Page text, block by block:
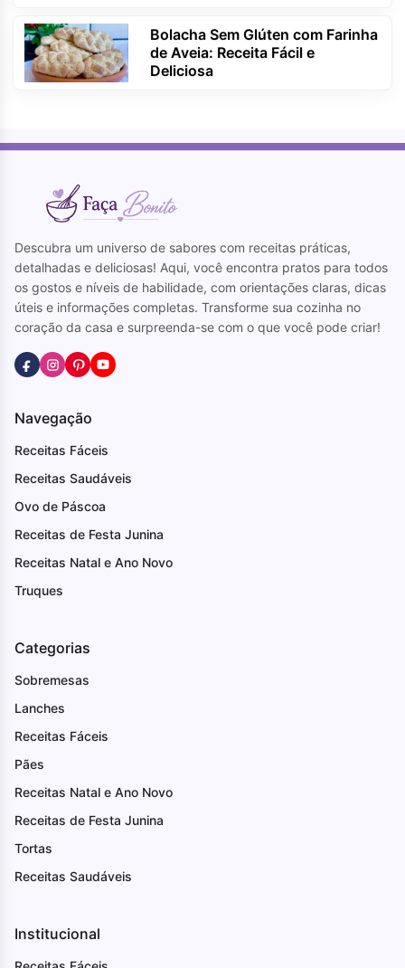
Bolacha Sem Glúten com Farinha
de Aveia: Receita Fácil e
Deliciosa
Descubra um universo de sabores com receitas práticas,
detalhadas e deliciosas! Aqui, você encontra pratos para todos
os gostos e níveis de habilidade, com orientações claras, dicas
úteis e informações completas. Transforme sua cozinha no
coração da casa e surpreenda-se com o que você pode criar!
Navegação
Receitas Fáceis
Receitas Saudáveis
Ovo de Páscoa
Receitas de Festa Junina
Receitas Natal e Ano Novo
Truques
Categorias
Sobremesas
Lanches
Receitas Fáceis
Pães
Receitas Natal e Ano Novo
Receitas de Festa Junina
Tortas
Receitas Saudáveis
Institucional